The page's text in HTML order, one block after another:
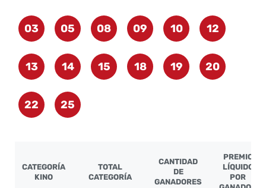
03 05 08 09 10 12
13 14 15 18 19 20
22 25
CATEGORÍA
KINO
TOTAL
CATEGORÍA
CANTIDAD
DE
GANADORES
PREMIO
LÍQUIDO
POR